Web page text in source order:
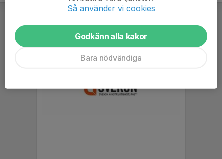
Så använder vi cookies
Godkänn alla kakor
Bara nödvändiga